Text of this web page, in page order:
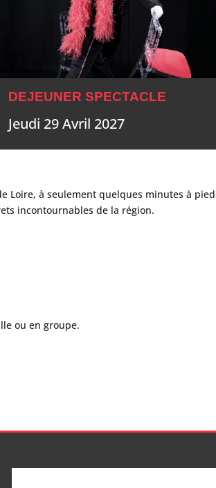
DEJEUNER SPECTACLE
Jeudi 29 Avril 2027
Loire, à seulement quelques minutes à
incontournables de la région.
ou en groupe.